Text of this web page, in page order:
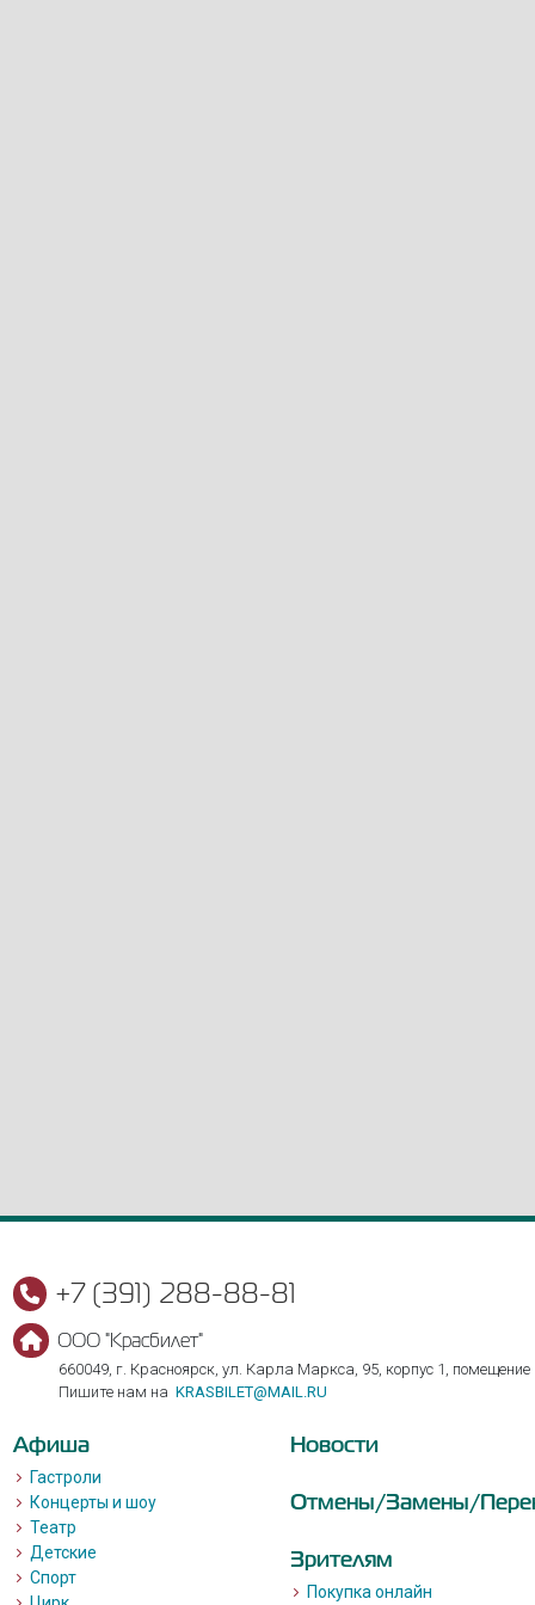
+7 (391) 288-88-81
ООО "Красбилет"
660049, г. Красноярск, ул. Карла Маркса, 95, корпус 1, помещение
Пишите нам на KRASBILET@MAIL.RU
Афиша
Гастроли
Концерты и шоу
Театр
Детские
Спорт
Новости
Отмены/Замены/
Зрителям
Покупка онлайн